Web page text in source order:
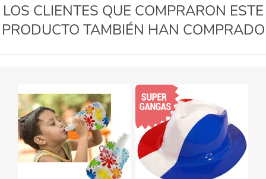
LOS CLIENTES QUE COMPRARON ESTE
PRODUCTO TAMBIÉN HAN COMPRADO